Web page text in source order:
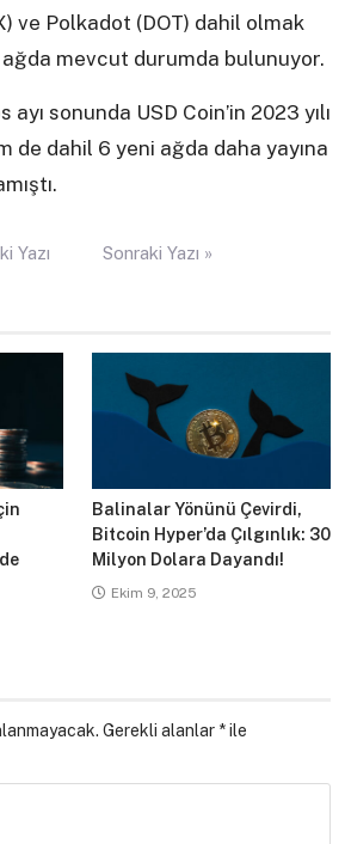
ve Polkadot (DOT) dahil olmak
mevcut durumda bulunuyor.
sonunda USD Coin’in 2023 yılı
de dahil 6 yeni ağda daha yayına
Yazı Sonraki Yazı »
Balinalar Yönünü Çevirdi,
Bitcoin Hyper’da Çılgınlık: 30
Milyon Dolara Dayandı!
Ekim 9, 2025
Gerekli alanlar *ile